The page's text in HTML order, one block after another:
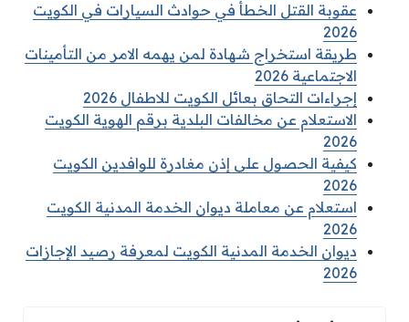
عقوبة القتل الخطأ في حوادث السيارات في الكويت
2026
طريقة استخراج شهادة لمن يهمه الامر من التأمينات
الاجتماعية 2026
إجراءات التحاق بعائل الكويت للاطفال 2026
الاستعلام عن مخالفات البلدية برقم الهوية الكويت
2026
كيفية الحصول على إذن مغادرة للوافدين الكويت
2026
استعلام عن معاملة ديوان الخدمة المدنية الكويت
2026
ديوان الخدمة المدنية الكويت لمعرفة رصيد الإجازات
2026